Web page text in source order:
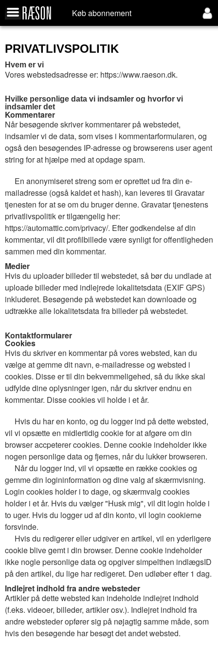
Køb abonnement
PRIVATLIVSPOLITIK
Hvem er vi
Vores webstedsadresse er: https://www.raeson.dk.
Hvilke personlige data vi indsamler og hvorfor vi
indsamler det
Kommentarer
Når besøgende skriver kommentarer på webstedet,
indsamler vi de data, som vises i kommentarformularen, og
også den besøgendes IP-adresse og browserens user agent
string for at hjælpe med at opdage spam.
En anonymiseret streng som er oprettet ud fra din e-
mailadresse (også kaldet et hash), kan leveres til Gravatar
tjenesten for at se om du bruger denne. Gravatar tjenestens
privatlivspolitik er tilgængelig her:
https://automattic.com/privacy/. Efter godkendelse af din
kommentar, vil dit profilbillede være synligt for offentligheden
sammen med din kommentar.
Medier
Hvis du uploader billeder til webstedet, så bør du undlade at
uploade billeder med indlejrede lokalitetsdata (EXIF GPS)
inkluderet. Besøgende på webstedet kan downloade og
udtrække alle lokalitetsdata fra billeder på webstedet.
Kontaktformularer
Cookies
Hvis du skriver en kommentar på vores websted, kan du
vælge at gemme dit navn, e-mailadresse og websted i
cookies. Disse er til din bekvemmeligehed, så du ikke skal
udfylde dine oplysninger igen, når du skriver endnu en
kommentar. Disse cookies vil holde i et år.
Hvis du har en konto, og du logger ind på dette websted,
vil vi opsætte en midlertidig cookie for at afgøre om din
browser accpeterer cookies. Denne cookie indeholder ikke
nogen personlige data og fjernes, når du lukker browseren.
Når du logger ind, vil vi opsætte en række cookies og
gemme din logininformation og dine valg af skærmvisning.
Login cookies holder i to dage, og skærmvalg cookies
holder i et år. Hvis du vælger "Husk mig", vil dit login holde i
to uger. Hvis du logger ud af din konto, vil login cookierne
forsvinde.
Hvis du redigerer eller udgiver en artikel, vil en yderligere
cookie blive gemt i din browser. Denne cookie indeholder
ikke nogle personlige data og opgiver simpelthen indlægsID
på den artikel, du lige har redigeret. Den udløber efter 1 dag.
Indlejret indhold fra andre websteder
Artikler på dette websted kan indeholde indlejret indhold
(f.eks. videoer, billeder, artikler osv.). Indlejret indhold fra
andre websteder opfører sig på nøjagtig samme måde, som
hvis den besøgende har besøgt det andet websted.